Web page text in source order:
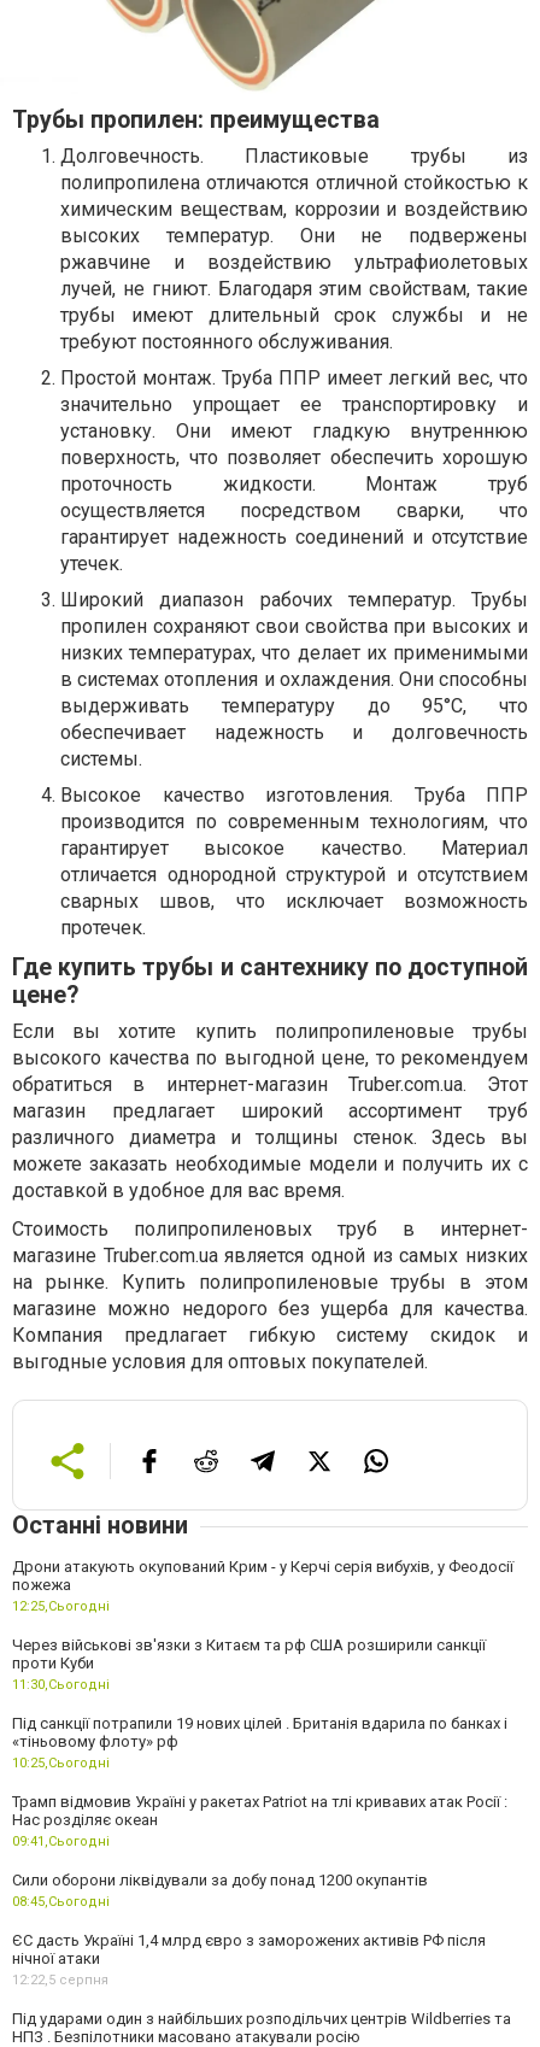
Трубы пропилен: преимущества
Долговечность. Пластиковые трубы из
полипропилена отличаются отличной стойкостью к
химическим веществам, коррозии и воздействию
высоких температур. Они не подвержены
ржавчине и воздействию ультрафиолетовых
лучей, не гниют. Благодаря этим свойствам, такие
трубы имеют длительный срок службы и не
требуют постоянного обслуживания.
Простой монтаж. Труба ППР имеет легкий вес, что
значительно упрощает ее транспортировку и
установку. Они имеют гладкую внутреннюю
поверхность, что позволяет обеспечить хорошую
проточность жидкости. Монтаж труб
осуществляется посредством сварки, что
гарантирует надежность соединений и отсутствие
утечек.
Широкий диапазон рабочих температур. Трубы
пропилен сохраняют свои свойства при высоких и
низких температурах, что делает их применимыми
в системах отопления и охлаждения. Они способны
выдерживать температуру до 95°C, что
обеспечивает надежность и долговечность
системы.
Высокое качество изготовления. Труба ППР
производится по современным технологиям, что
гарантирует высокое качество. Материал
отличается однородной структурой и отсутствием
сварных швов, что исключает возможность
протечек.
Где купить трубы и сантехнику по доступной
цене?
Если вы хотите купить полипропиленовые трубы
высокого качества по выгодной цене, то рекомендуем
обратиться в интернет-магазин Truber.com.ua. Этот
магазин предлагает широкий ассортимент труб
различного диаметра и толщины стенок. Здесь вы
можете заказать необходимые модели и получить их с
доставкой в удобное для вас время.
Стоимость полипропиленовых труб в интернет-
магазине Truber.com.ua является одной из самых низких
на рынке. Купить полипропиленовые трубы в этом
магазине можно недорого без ущерба для качества.
Компания предлагает гибкую систему скидок и
выгодные условия для оптовых покупателей.
Останні новини
Дрони атакують окупований Крим - у Керчі серія вибухів, у Феодосії
пожежа
12:25,Сьогодні
Через військові зв'язки з Китаєм та рф США розширили санкції
проти Куби
11:30,Сьогодні
Під санкції потрапили 19 нових цілей . Британія вдарила по банках і
«тіньовому флоту» рф
10:25,Сьогодні
Трамп відмовив Україні у ракетах Patriot на тлі кривавих атак Росії :
Нас розділяє океан
09:41,Сьогодні
Сили оборони ліквідували за добу понад 1200 окупантів
08:45,Сьогодні
ЄС дасть Україні 1,4 млрд євро з заморожених активів РФ після
нічної атаки
12:22,5 серпня
Під ударами один з найбільших розподільчих центрів Wildberries та
НПЗ . Безпілотники масовано атакували росію